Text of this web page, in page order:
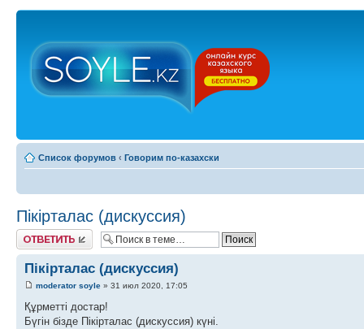
Список форумов ‹ Говорим по-казахски
Пікірталас (дискуссия)
Ответить
Пікірталас (дискуссия)
moderator soyle » 31 июл 2020, 17:05
Құрметті достар!
Бүгін бізде Пікірталас (дискуссия) күні.